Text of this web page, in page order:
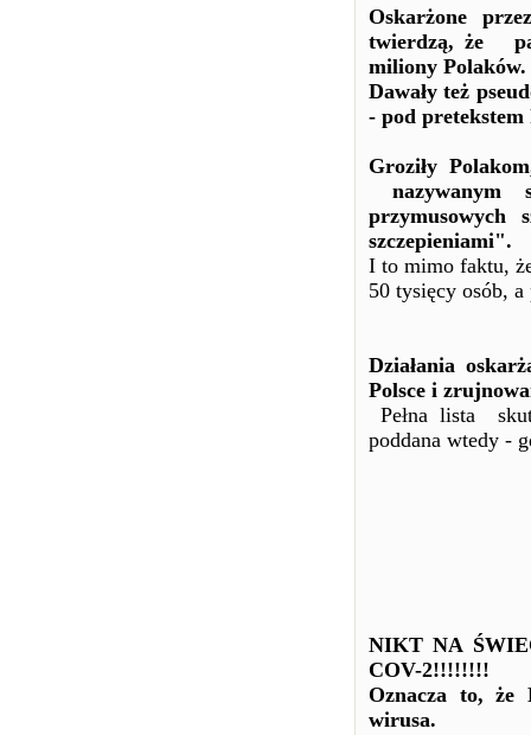
Oskarżone
twierdzą, że
miliony Polaków.
Dawały też
- pod
Groziły
nazywanym
przymusowych
szczepieniami".
I to mimo faktu,
50 tysięcy osób,
Działania
Polsce i
Pełna lista
poddana wtedy -
NIKT NA
COV-2!!!!!!!!
Oznacza to, że
wirusa.